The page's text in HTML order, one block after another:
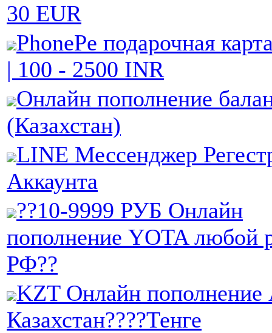
30 EUR
PhonePe подарочная
| 100 - 2500 INR
Онлайн пополнение
(Казахстан)
LINE Мессенджер
Аккаунта
??10-9999 РУБ Онлайн
пополнение YOTA любой
РФ??
KZT Онлайн пополнение
Казахстан????Тенге